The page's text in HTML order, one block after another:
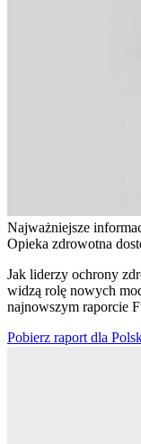
Najważniejsze
Opieka zdrowotna
Jak liderzy ochrony
widzą rolę nowych
najnowszym raporcie
Pobierz raport dla